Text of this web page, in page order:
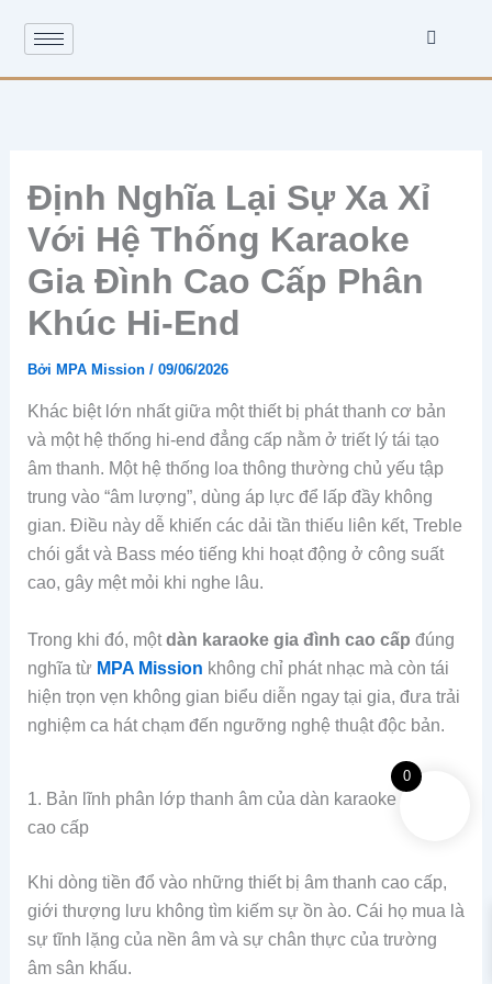
Định Nghĩa Lại Sự Xa Xỉ Với
Hệ Thống Karaoke Gia Đình
Cao Cấp Phân Khúc Hi-End
BởiMPA Mission /09/06/2026
Khác biệt lớn nhất giữa một thiết bị phát thanh cơ bản và
một hệ thống hi-end đẳng cấp nằm ở triết lý tái tạo âm
thanh. Một hệ thống loa thông thường chủ yếu tập trung
vào “âm lượng”, dùng áp lực để lấp đầy không gian. Điều
này dễ khiến các dải tần thiếu liên kết, Treble chói gắt và
Bass méo tiếng khi hoạt động ở công suất cao, gây mệt
mỏi khi nghe lâu.
Trong khi đó, một dàn karaoke gia đình cao cấp
MPA Mission
không chỉ phát nhạc mà còn tái
hiện trọn vẹn không gian biểu diễn ngay tại gia, đưa trải
nghiệm ca hát chạm đến ngưỡng nghệ thuật độc bản.
1. Bản lĩnh phân lớp thanh âm của dàn karaoke gia đình
cao cấp
Khi dòng tiền đổ vào những thiết bị âm thanh cao cấp,
giới thượng lưu không tìm kiếm sự ồn ào. Cái họ mua là
sự tĩnh lặng của nền âm và sự chân thực của trường âm
sân khấu.
0